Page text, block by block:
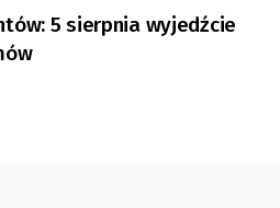
5 sierpnia wyjedźcie